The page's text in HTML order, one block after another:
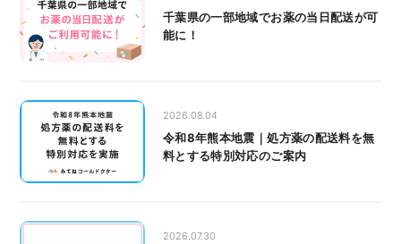
千葉県の一部地域でお薬の当日配送が可
能に！
2026.08.04
令和8年熊本地震｜処方薬の配送料を無
料とする特別対応のご案内
2026.07.30